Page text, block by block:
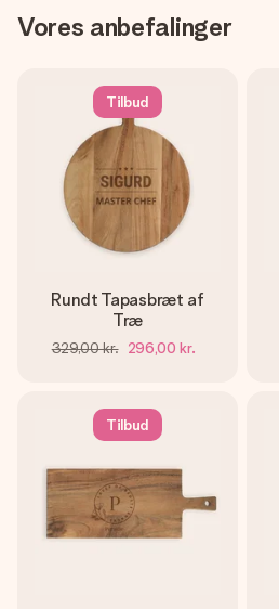
Vores anbefalinger
Tilbud
Rundt Tapasbræt af
Træ
329,00 kr. 296,00 kr.
Tilbud